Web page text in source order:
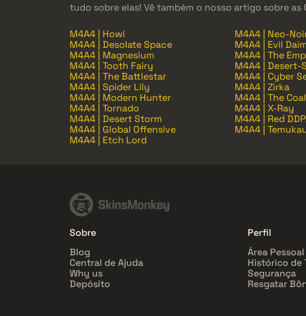
tudo sobre elas! Vê também o nosso artigo sobre as
M4A4 | Howl M4A4 | Neo-
M4A4 | Desolate Space
M4A4 | Evil
M4A4 | Magnesium
M4A4 | The
M4A4 | Tooth Fairy
M4A4 | Desert-
M4A4 | The Battlestar
M4A4 | Cyber
M4A4 | Spider Lily
M4A4 | Zirka
M4A4 | Modern Hunter
M4A4 | The
M4A4 | Tornado
M4A4 | X-Ray
M4A4 | Desert Storm
M4A4 | Red
M4A4 | Global Offensive
M4A4 |
M4A4 | Etch Lord
Sobre
Blog
Central de Ajuda
Why us
Depósito
Perfil
Área Pessoal
Histórico de
Segurança
Resgatar